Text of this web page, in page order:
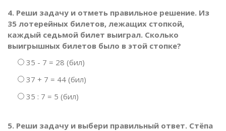
4. Реши задачу и отметь правильное решение. Из
35 лотерейных билетов, лежащих стопкой,
каждый седьмой билет выиграл. Сколько
выигрышных билетов было в этой стопке?
35 - 7 = 28 (бил)
37 + 7 = 44 (бил)
35 : 7 = 5 (бил)
5. Реши задачу и выбери правильный ответ. Стёпа